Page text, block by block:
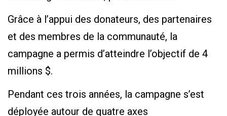
Grâce à l’appui des donateurs, des partenaires
et des membres de la communauté, la
campagne a permis d’atteindre l’objectif de 4
millions $.
Pendant ces trois années, la campagne s’est
déployée autour de quatre axes